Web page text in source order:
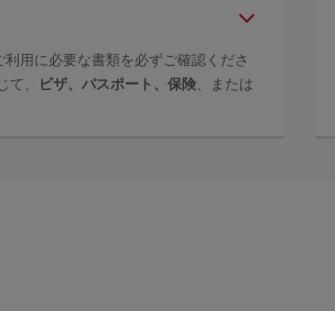
用に必要な書類を必ずご確認くださ
、
ビザ、パスポート、保険 、または